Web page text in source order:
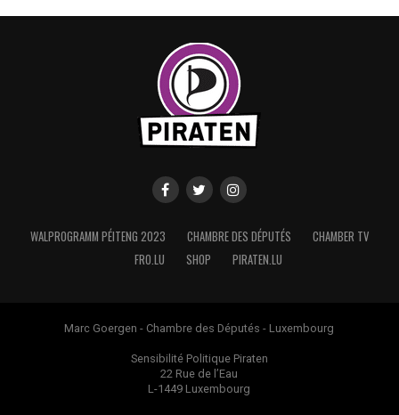
WALPROGRAMM PÉITENG 2023 CHAMBRE DES DÉPUTÉS
CHAMBER TV
FRO.LU
SHOP PIRATEN.LU
Marc Goergen - Chambre des Députés - Luxembourg
Sensibilité Politique Piraten
22 Rue de l’Eau
L-1449 Luxembourg